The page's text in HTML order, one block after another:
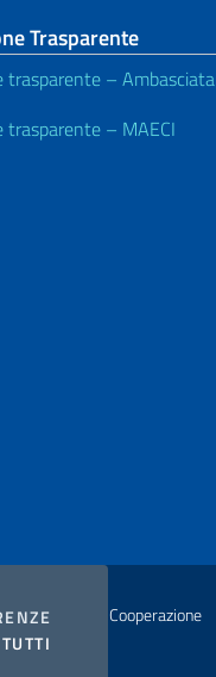
COOKIES
Trasparente
trasparente – Ambasciata
– MAECI
Esteri e della Cooperazione